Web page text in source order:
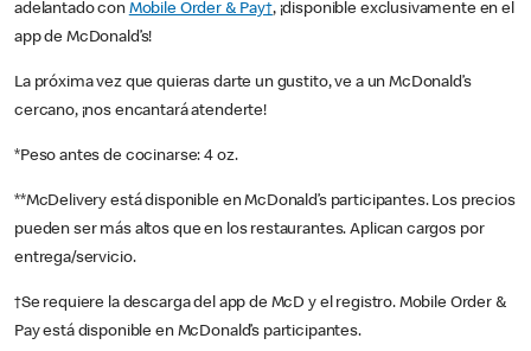
adelantado con Mobile Order & Pay†, ¡disponible exclusivamente en el
app de McDonald’s!
La próxima vez que quieras darte un gustito, ve a un McDonald’s
cercano, ¡nos encantará atenderte!
*Peso antes de cocinarse: 4 oz.
**McDelivery está disponible en McDonald’s participantes. Los precios
pueden ser más altos que en los restaurantes. Aplican cargos por
entrega/servicio.
†Se requiere la descarga del app de McD y el registro. Mobile Order &
Pay está disponible en McDonald’s participantes.